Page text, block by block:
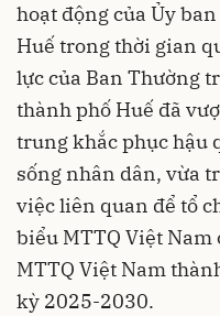
hoạt động của Ủy
Huế trong thời gian
lực của Ban Thường
thành phố Huế đã
trung khắc phục hậu
sống nhân dân, vừa
việc liên quan để tổ
biểu MTTQ Việt
MTTQ Việt Nam
kỳ 2025-2030.